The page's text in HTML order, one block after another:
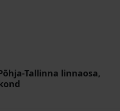
Tallinna linnaosa,